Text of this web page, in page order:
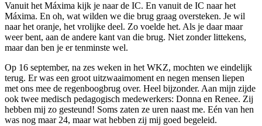
Vanuit het Máxima kijk je naar de IC. En vanuit de IC naar het
Máxima. En oh, wat wilden we die brug graag oversteken. Je wil
naar het oranje, het vrolijke deel. Zo voelde het. Als je daar maar
weer bent, aan de andere kant van die brug. Niet zonder littekens,
maar dan ben je er tenminste wel.
Op 16 september, na zes weken in het WKZ, mochten we eindelijk
terug. Er was een groot uitzwaaimoment en negen mensen liepen
met ons mee de regenboogbrug over. Heel bijzonder. Aan mijn zijde
ook twee medisch pedagogisch medewerkers: Donna en Renee. Zij
hebben mij zo gesteund! Soms zaten ze uren naast me. Eén van hen
was nog maar 24, maar wat hebben zij mij goed begeleid.